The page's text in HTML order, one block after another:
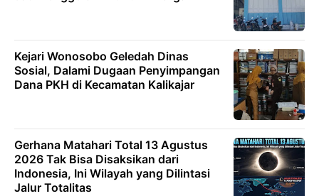
Kejari Wonosobo Geledah Dinas
Sosial, Dalami Dugaan Penyimpangan
Dana PKH di Kecamatan Kalikajar
Gerhana Matahari Total 13 Agustus
2026 Tak Bisa Disaksikan dari
Indonesia, Ini Wilayah yang Dilintasi
Jalur Totalitas